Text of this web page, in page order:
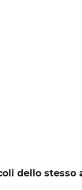
dello stesso